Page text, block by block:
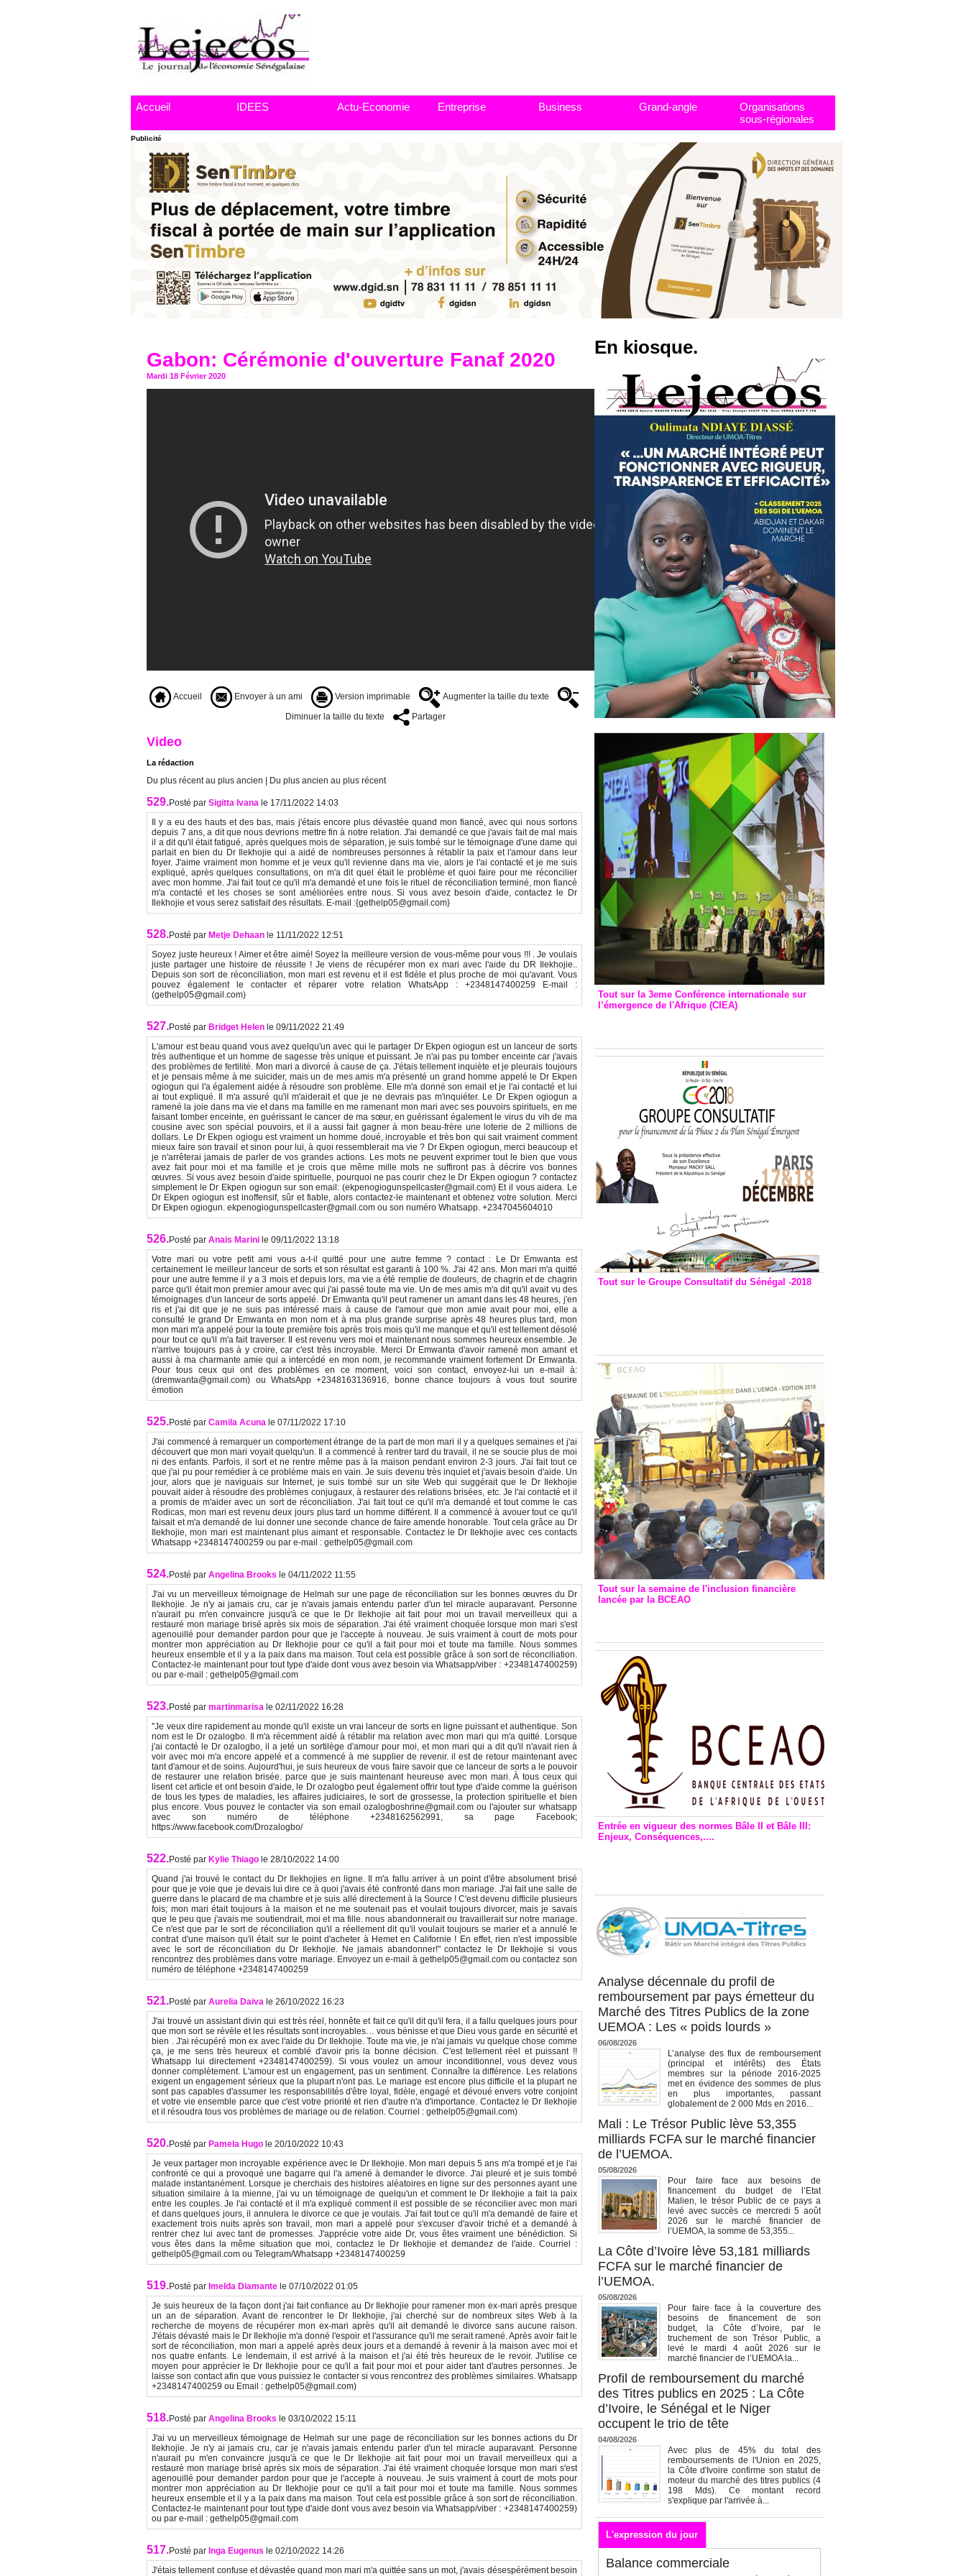
Accueil IDEES Actu-Economie Entreprise Business Grand-angle
Organisations
sous-régionales
Publicité
Gabon: Cérémonie d'ouverture Fanaf 2020
Mardi 18 Février 2020
Accueil Envoyer à un ami Version imprimable
Augmenter la taille du texte
Diminuer la taille du texte
Partager
Video
La rédaction
Du plus récent au plus ancien Du plus ancien au plus récent
529.Posté par Sigitta Ivana le 17/11/2022 14:03
Il y a eu des hauts et des bas, mais j'étais encore plus dévastée quand mon fiancé, avec qui nous sortons
depuis 7 ans, a dit que nous devrions mettre fin à notre relation. J'ai demandé ce que j'avais fait de mal mais
il a dit qu'il était fatigué, après quelques mois de séparation, je suis tombé sur le témoignage d'une dame qui
parlait en bien du Dr Ilekhojie qui a aidé de nombreuses personnes à rétablir la paix et l'amour dans leur
foyer. J'aime vraiment mon homme et je veux qu'il revienne dans ma vie, alors je l'ai contacté et je me suis
expliqué, après quelques consultations, on m'a dit quel était le problème et quoi faire pour me réconcilier
avec mon homme. J'ai fait tout ce qu'il m'a demandé et une fois le rituel de réconciliation terminé, mon fiancé
m'a contacté et les choses se sont améliorées entre nous. Si vous avez besoin d'aide, contactez le Dr
Ilekhojie et vous serez satisfait des résultats. E-mail :{gethelp05@gmail.com}
528.Posté par Metje Dehaan le 11/11/2022 12:51
Soyez juste heureux ! Aimer et être aimé! Soyez la meilleure version de vous-même pour vous !!! . Je voulais
juste partager une histoire de réussite ! Je viens de récupérer mon ex mari avec l'aide du DR Ilekhojie..
Depuis son sort de réconciliation, mon mari est revenu et il est fidèle et plus proche de moi qu'avant. Vous
pouvez également le contacter et réparer votre relation WhatsApp : +2348147400259 E-mail :
(gethelp05@gmail.com)
527.Posté par Bridget Helen le 09/11/2022 21:49
L'amour est beau quand vous avez quelqu'un avec qui le partager Dr Ekpen ogiogun est un lanceur de sorts
très authentique et un homme de sagesse très unique et puissant. Je n'ai pas pu tomber enceinte car j'avais
des problèmes de fertilité. Mon mari a divorcé à cause de ça. J'étais tellement inquiète et je pleurais toujours
et je pensais même à me suicider, mais un de mes amis m'a présenté un grand homme appelé le Dr Ekpen
ogiogun qui l'a également aidée à résoudre son problème. Elle m'a donné son email et je l'ai contacté et lui
ai tout expliqué. Il m'a assuré qu'il m'aiderait et que je ne devrais pas m'inquiéter. Le Dr Ekpen ogiogun a
ramené la joie dans ma vie et dans ma famille en me ramenant mon mari avec ses pouvoirs spirituels, en me
faisant tomber enceinte, en guérissant le cancer de ma sœur, en guérissant également le virus du vih de ma
cousine avec son spécial pouvoirs, et il a aussi fait gagner à mon beau-frère une loterie de 2 millions de
dollars. Le Dr Ekpen ogiogu est vraiment un homme doué, incroyable et très bon qui sait vraiment comment
mieux faire son travail et sinon pour lui, à quoi ressemblerait ma vie ? Dr Ekpen ogiogun, merci beaucoup et
je n'arrêterai jamais de parler de vos grandes actions. Les mots ne peuvent exprimer tout le bien que vous
avez fait pour moi et ma famille et je crois que même mille mots ne suffiront pas à décrire vos bonnes
œuvres. Si vous avez besoin d'aide spirituelle, pourquoi ne pas courir chez le Dr Ekpen ogiogun ? contactez
simplement le Dr Ekpen ogiogun sur son email: (ekpenogiogunspellcaster@gmail.com) Et il vous aidera. Le
Dr Ekpen ogiogun est inoffensif, sûr et fiable, alors contactez-le maintenant et obtenez votre solution. Merci
Dr Ekpen ogiogun. ekpenogiogunspellcaster@gmail.com ou son numéro Whatsapp. +2347045604010
526.Posté par Anais Marini le 09/11/2022 13:18
Votre mari ou votre petit ami vous a-t-il quitté pour une autre femme ? contact : Le Dr Emwanta est
certainement le meilleur lanceur de sorts et son résultat est garanti à 100 %. J'ai 42 ans. Mon mari m'a quitté
pour une autre femme il y a 3 mois et depuis lors, ma vie a été remplie de douleurs, de chagrin et de chagrin
parce qu'il était mon premier amour avec qui j'ai passé toute ma vie. Un de mes amis m'a dit qu'il avait vu des
témoignages d'un lanceur de sorts appelé. Dr Emwanta qu'il peut ramener un amant dans les 48 heures, j'en
ris et j'ai dit que je ne suis pas intéressé mais à cause de l'amour que mon amie avait pour moi, elle a
consulté le grand Dr Emwanta en mon nom et à ma plus grande surprise après 48 heures plus tard, mon
mon mari m'a appelé pour la toute première fois après trois mois qu'il me manque et qu'il est tellement désolé
pour tout ce qu'il m'a fait traverser. Il est revenu vers moi et maintenant nous sommes heureux ensemble. Je
n'arrive toujours pas à y croire, car c'est très incroyable. Merci Dr Emwanta d'avoir ramené mon amant et
aussi à ma charmante amie qui a intercédé en mon nom, je recommande vraiment fortement Dr Emwanta.
Pour tous ceux qui ont des problèmes en ce moment, voici son contact, envoyez-lui un e-mail à:
(dremwanta@gmail.com) ou WhatsApp +2348163136916, bonne chance toujours à vous tout sourire
émotion
525.Posté par Camila Acuna le 07/11/2022 17:10
J'ai commencé à remarquer un comportement étrange de la part de mon mari il y a quelques semaines et j'ai
découvert que mon mari voyait quelqu'un. Il a commencé à rentrer tard du travail, il ne se soucie plus de moi
ni des enfants. Parfois, il sort et ne rentre même pas à la maison pendant environ 2-3 jours. J'ai fait tout ce
que j'ai pu pour remédier à ce problème mais en vain. Je suis devenu très inquiet et j'avais besoin d'aide. Un
jour, alors que je naviguais sur Internet, je suis tombé sur un site Web qui suggérait que le Dr Ilekhojie
pouvait aider à résoudre des problèmes conjugaux, à restaurer des relations brisées, etc. Je l'ai contacté et il
a promis de m'aider avec un sort de réconciliation. J'ai fait tout ce qu'il m'a demandé et tout comme le cas
Rodicas, mon mari est revenu deux jours plus tard un homme différent. Il a commencé à avouer tout ce qu'il
faisait et m'a demandé de lui donner une seconde chance de faire amende honorable. Tout cela grâce au Dr
Ilekhojie, mon mari est maintenant plus aimant et responsable. Contactez le Dr Ilekhojie avec ces contacts
Whatsapp +2348147400259 ou par e-mail : gethelp05@gmail.com
524.Posté par Angelina Brooks le 04/11/2022 11:55
J'ai vu un merveilleux témoignage de Helmah sur une page de réconciliation sur les bonnes œuvres du Dr
Ilekhojie. Je n'y ai jamais cru, car je n'avais jamais entendu parler d'un tel miracle auparavant. Personne
n'aurait pu m'en convaincre jusqu'à ce que le Dr Ilekhojie ait fait pour moi un travail merveilleux qui a
restauré mon mariage brisé après six mois de séparation. J'ai été vraiment choquée lorsque mon mari s'est
agenouillé pour demander pardon pour que je l'accepte à nouveau. Je suis vraiment à court de mots pour
montrer mon appréciation au Dr Ilekhojie pour ce qu'il a fait pour moi et toute ma famille. Nous sommes
heureux ensemble et il y a la paix dans ma maison. Tout cela est possible grâce à son sort de réconciliation.
Contactez-le maintenant pour tout type d'aide dont vous avez besoin via Whatsapp/viber : +2348147400259)
ou par e-mail : gethelp05@gmail.com
523.Posté par martinmarisa le 02/11/2022 16:28
''Je veux dire rapidement au monde qu'il existe un vrai lanceur de sorts en ligne puissant et authentique. Son
nom est le Dr ozalogbo. Il m'a récemment aidé à rétablir ma relation avec mon mari qui m'a quitté. Lorsque
j'ai contacté le Dr ozalogbo, il a jeté un sortilège d'amour pour moi, et mon mari qui a dit qu'il n'avait rien à
voir avec moi m'a encore appelé et a commencé à me supplier de revenir. il est de retour maintenant avec
tant d'amour et de soins. Aujourd'hui, je suis heureux de vous faire savoir que ce lanceur de sorts a le pouvoir
de restaurer une relation brisée. parce que je suis maintenant heureuse avec mon mari. À tous ceux qui
lisent cet article et ont besoin d'aide, le Dr ozalogbo peut également offrir tout type d'aide comme la guérison
de tous les types de maladies, les affaires judiciaires, le sort de grossesse, la protection spirituelle et bien
plus encore. Vous pouvez le contacter via son email ozalogboshrine@gmail.com ou l'ajouter sur whatsapp
avec son numéro de téléphone +2348162562991, sa page Facebook;
https://www.facebook.com/Drozalogbo/
522.Posté par Kylie Thiago le 28/10/2022 14:00
Quand j'ai trouvé le contact du Dr Ilekhojies en ligne. Il m'a fallu arriver à un point d'être absolument brisé
pour que je voie que je devais lui dire ce à quoi j'avais été confronté dans mon mariage. J'ai fait une salle de
guerre dans le placard de ma chambre et je suis allé directement à la Source ! C'est devenu difficile plusieurs
fois; mon mari était toujours à la maison et ne me soutenait pas et voulait toujours divorcer, mais je savais
que le peu que j'avais me soutiendrait, moi et ma fille. nous abandonnerait ou travaillerait sur notre mariage.
Ce n'est que par le sort de réconciliation qu'il a réellement dit qu'il voulait toujours se marier et a annulé le
contrat d'une maison qu'il était sur le point d'acheter à Hemet en Californie ! En effet, rien n'est impossible
avec le sort de réconciliation du Dr Ilekhojie. Ne jamais abandonner!" contactez le Dr Ilekhojie si vous
rencontrez des problèmes dans votre mariage. Envoyez un e-mail à gethelp05@gmail.com ou contactez son
numéro de téléphone +2348147400259
521.Posté par Aurelia Daiva le 26/10/2022 16:23
J'ai trouvé un assistant divin qui est très réel, honnête et fait ce qu'il dit qu'il fera, il a fallu quelques jours pour
que mon sort se révèle et les résultats sont incroyables… vous bénisse et que Dieu vous garde en sécurité et
bien . J'ai récupéré mon ex avec l'aide du Dr Ilekhojie. Toute ma vie, je n'ai jamais vu quelque chose comme
ça, je me sens très heureux et comblé d'avoir pris la bonne décision. C'est tellement réel et puissant !!
Whatsapp lui directement +2348147400259). Si vous voulez un amour inconditionnel, vous devez vous
donner complètement. L'amour est un engagement, pas un sentiment. Connaître la différence. Les relations
exigent un engagement sérieux que la plupart n'ont pas. Le mariage est encore plus difficile et la plupart ne
sont pas capables d'assumer les responsabilités d'être loyal, fidèle, engagé et dévoué envers votre conjoint
et votre vie ensemble parce que c'est votre priorité et rien d'autre n'a d'importance. Contactez le Dr Ilekhojie
et il résoudra tous vos problèmes de mariage ou de relation. Courriel : gethelp05@gmail.com)
520.Posté par Pamela Hugo le 20/10/2022 10:43
Je veux partager mon incroyable expérience avec le Dr Ilekhojie. Mon mari depuis 5 ans m'a trompé et je l'ai
confronté ce qui a provoqué une bagarre qui l'a amené à demander le divorce. J'ai pleuré et je suis tombé
malade instantanément. Lorsque je cherchais des histoires aléatoires en ligne sur des personnes ayant une
situation similaire à la mienne, j'ai vu un témoignage de quelqu'un et comment le Dr Ilekhojie a fait la paix
entre les couples. Je l'ai contacté et il m'a expliqué comment il est possible de se réconcilier avec mon mari
et dans quelques jours, il annulera le divorce ce que je voulais. J'ai fait tout ce qu'il m'a demandé de faire et
exactement trois nuits après son travail, mon mari a appelé pour s'excuser d'avoir triché et a demandé à
rentrer chez lui avec tant de promesses. J'apprécie votre aide Dr, vous êtes vraiment une bénédiction. Si
vous êtes dans la même situation que moi, contactez le Dr Ilekhojie et demandez de l'aide. Courriel :
gethelp05@gmail.com ou Telegram/Whatsapp +2348147400259
519.Posté par Imelda Diamante le 07/10/2022 01:05
Je suis heureux de la façon dont j'ai fait confiance au Dr Ilekhojie pour ramener mon ex-mari après presque
un an de séparation. Avant de rencontrer le Dr Ilekhojie, j'ai cherché sur de nombreux sites Web à la
recherche de moyens de récupérer mon ex-mari après qu'il ait demandé le divorce sans aucune raison.
J'étais dévasté mais le Dr Ilekhojie m'a donné l'espoir et l'assurance qu'il me serait ramené. Après avoir fait le
sort de réconciliation, mon mari a appelé après deux jours et a demandé à revenir à la maison avec moi et
nos quatre enfants. Le lendemain, il est arrivé à la maison et j'ai été très heureux de le revoir. J'utilise ce
moyen pour apprécier le Dr Ilekhojie pour ce qu'il a fait pour moi et pour aider tant d'autres personnes. Je
laisse son contact afin que vous puissiez le contacter si vous rencontrez des problèmes similaires. Whatsapp
+2348147400259 ou Email : gethelp05@gmail.com)
518.Posté par Angelina Brooks le 03/10/2022 15:11
J'ai vu un merveilleux témoignage de Helmah sur une page de réconciliation sur les bonnes actions du Dr
Ilekhojie. Je n'y ai jamais cru, car je n'avais jamais entendu parler d'un tel miracle auparavant. Personne
n'aurait pu m'en convaincre jusqu'à ce que le Dr Ilekhojie ait fait pour moi un travail merveilleux qui a
restauré mon mariage brisé après six mois de séparation. J'ai été vraiment choquée lorsque mon mari s'est
agenouillé pour demander pardon pour que je l'accepte à nouveau. Je suis vraiment à court de mots pour
montrer mon appréciation au Dr Ilekhojie pour ce qu'il a fait pour moi et toute ma famille. Nous sommes
heureux ensemble et il y a la paix dans ma maison. Tout cela est possible grâce à son sort de réconciliation.
Contactez-le maintenant pour tout type d'aide dont vous avez besoin via Whatsapp/viber : +2348147400259)
ou par e-mail : gethelp05@gmail.com
517.Posté par Inga Eugenus le 02/10/2022 14:26
J'étais tellement confuse et dévastée quand mon mari m'a quittée sans un mot, j'avais désespérément besoin
En kiosque.
Tout sur la 3eme Conférence internationale sur
l’émergence de l'Afrique (CIEA)
Tout sur le Groupe Consultatif du Sénégal -2018
Tout sur la semaine de l'inclusion financière
lancée par la BCEAO
Entrée en vigueur des normes Bâle II et Bâle III:
Enjeux, Conséquences,....
Analyse décennale du profil de
remboursement par pays émetteur du
Marché des Titres Publics de la zone
UEMOA : Les « poids lourds »
06/08/2026
L’analyse des flux de remboursement
(principal et intérêts) des États
membres sur la période 2016-2025
met en évidence des sommes de plus
en plus importantes, passant
globalement de 2 000 Mds en 2016...
Mali : Le Trésor Public lève 53,355
milliards FCFA sur le marché financier
de l’UEMOA.
05/08/2026
Pour faire face aux besoins de
financement du budget de l’Etat
Malien, le trésor Public de ce pays a
levé avec succès ce mercredi 5 août
2026 sur le marché financier de
l’UEMOA, la somme de 53,355...
La Côte d’Ivoire lève 53,181 milliards
FCFA sur le marché financier de
l’UEMOA.
05/08/2026
Pour faire face à la couverture des
besoins de financement de son
budget, la Côte d’Ivoire, par le
truchement de son Trésor Public, a
levé le mardi 4 août 2026 sur le
marché financier de l’UEMOA la...
Profil de remboursement du marché
des Titres publics en 2025 : La Côte
d’Ivoire, le Sénégal et le Niger
occupent le trio de tête
04/08/2026
Avec plus de 45% du total des
remboursements de l'Union en 2025,
la Côte d'Ivoire confirme son statut de
moteur du marché des titres publics (4
198 Mds). Ce montant record
s'explique par l'arrivée à...
L'expression du jour
Balance commerciale